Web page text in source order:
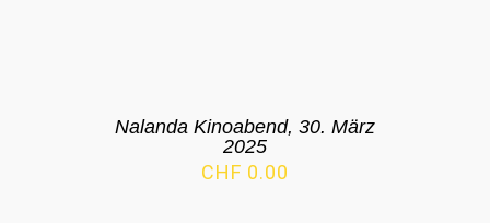
Nalanda Kinoabend, 30. März
2025
CHF 0.00